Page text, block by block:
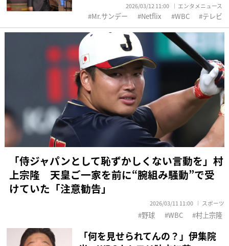
2026/03/12 11:00 エンタメニュース
Mr.サンデー Netflix WBC テレビ
「侍ジャパンとして恥ずかしくない言動を」村
上宗隆 天皇ご一家を前に“腕組み騒動”で受
けていた「注意勧告」
2026/03/11 11:00 スポーツ
野球 WBC 村上宗隆
「何を見せられてんの？」伊集院